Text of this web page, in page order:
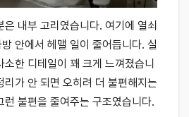
내부 고리였습니다. 여기에 열쇠
안에서 헤맬 일이 줄어듭니다. 실
한 디테일이 꽤 크게 느껴졌습니
리가 안 되면 오히려 더 불편해지는
런 불편을 줄여주는 구조였습니다.